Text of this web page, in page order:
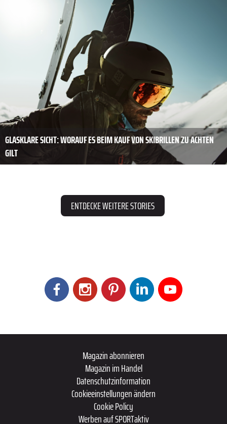
GLASKLARE SICHT: WORAUF ES BEIM KAUF VON SKIBRILLEN ZU ACHTEN
GILT
ENTDECKE WEITERE STORIES
Magazin abonnieren
Magazin im Handel
Datenschutzinformation
Cookieeinstellungen ändern
Cookie Policy
Werben auf SPORTaktiv